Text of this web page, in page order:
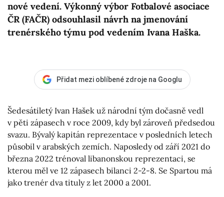
nové vedení. Výkonný výbor Fotbalové asociace
ČR (FAČR) odsouhlasil návrh na jmenování
trenérského týmu pod vedením Ivana Haška.
Přidat mezi oblíbené zdroje na Googlu
Šedesátiletý Ivan Hašek už národní tým dočasně vedl
v pěti zápasech v roce 2009, kdy byl zároveň předsedou
svazu. Bývalý kapitán reprezentace v posledních letech
působil v arabských zemích. Naposledy od září 2021 do
března 2022 trénoval libanonskou reprezentaci, se
kterou měl ve 12 zápasech bilanci 2-2-8. Se Spartou má
jako trenér dva tituly z let 2000 a 2001.